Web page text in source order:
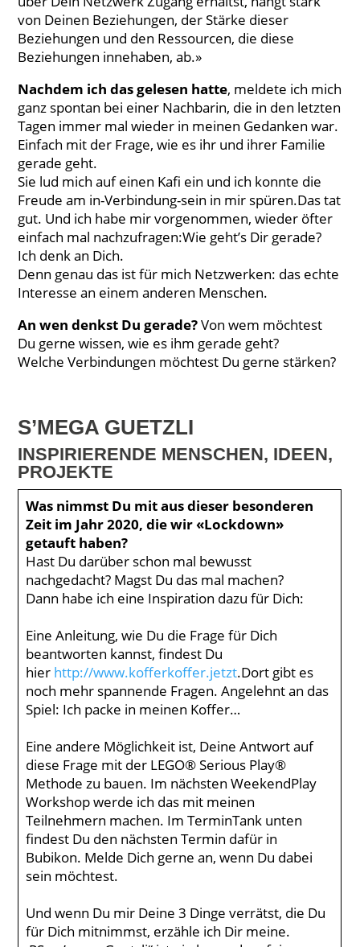
von Deinen Beziehungen, der Stärke dieser
Beziehungen und den Ressourcen, die diese
Beziehungen innehaben, ab.»
Nachdem ich das gelesen hatte, meldete ich mich
ganz spontan bei einer Nachbarin, die in den letzten
Tagen immer mal wieder in meinen Gedanken war.
Einfach mit der Frage, wie es ihr und ihrer Familie
gerade geht.
Sie lud mich auf einen Kafi ein und ich konnte die
Freude am in-Verbindung-sein in mir spüren.Das tat
gut. Und ich habe mir vorgenommen, wieder öfter
einfach mal nachzufragen:Wie geht’s Dir gerade?
Ich denk an Dich.
Denn genau das ist für mich Netzwerken: das echte
Interesse an einem anderen Menschen.
An wen denkst Du gerade?Von wem möchtest
Du gerne wissen, wie es ihm gerade geht?
Welche Verbindungen möchtest Du gerne stärken?
S’MEGA GUETZLI
INSPIRIERENDE MENSCHEN, IDEEN,
PROJEKTE
Was nimmst Du mit aus dieser besonderen
Zeit im Jahr 2020, die wir «Lockdown»
getauft haben?
Hast Du darüber schon mal bewusst
nachgedacht? Magst Du das mal machen?
Dann habe ich eine Inspiration dazu für Dich:
Eine Anleitung, wie Du die Frage für Dich
beantworten kannst, findest Du
hier http://www.kofferkoffer.jetzt.Dort gibt es
noch mehr spannende Fragen. Angelehnt an das
Spiel: Ich packe in meinen Koffer…
Eine andere Möglichkeit ist, Deine Antwort auf
diese Frage mit der LEGO® Serious Play®
Methode zu bauen. Im nächsten WeekendPlay
Workshop werde ich das mit meinen
Teilnehmern machen. Im TerminTank unten
findest Du den nächsten Termin dafür in
Bubikon. Melde Dich gerne an, wenn Du dabei
sein möchtest.
Und wenn Du mir Deine 3 Dinge verrätst, die Du
für Dich mitnimmst, erzähle ich Dir meine.